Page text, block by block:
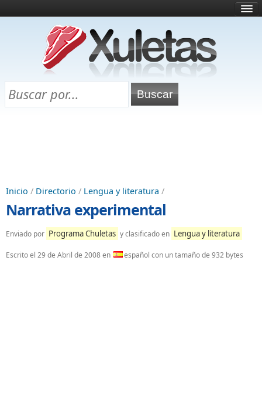
¿Qué es esto?
Directorio
Chuletas para exámenes
Inicio / Directorio / Lengua y literatura /
Narrativa experimental
Enviado por Programa Chuletas y clasificado en Lengua y literatura
Escrito el 29 de Abril de 2008en español con un tamaño de 932 bytes